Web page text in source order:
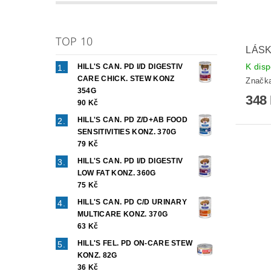
TOP 10
HILL'S CAN. PD I/D DIGESTIV
CARE CHICK. STEW KONZ
354G
90 Kč
HILL'S CAN. PD Z/D+AB FOOD
SENSITIVITIES KONZ. 370G
79 Kč
HILL'S CAN. PD I/D DIGESTIV
LOW FAT KONZ. 360G
75 Kč
HILL'S CAN. PD C/D URINARY
MULTICARE KONZ. 370G
63 Kč
HILL'S FEL. PD ON-CARE STEW
KONZ. 82G
36 Kč
K
348